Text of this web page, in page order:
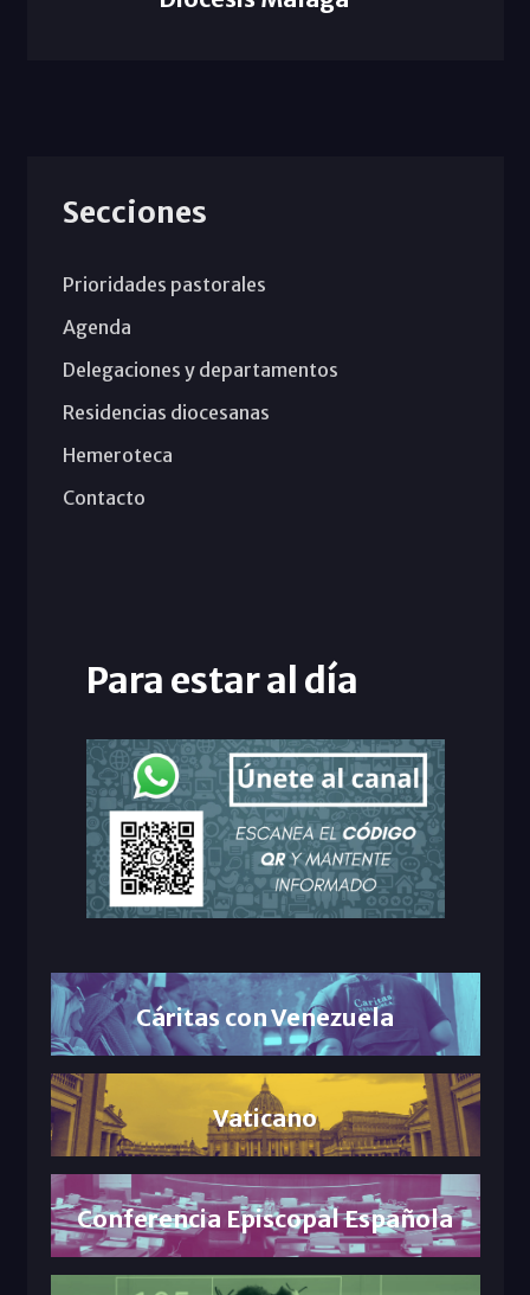
Secciones
Prioridades pastorales
Agenda
Delegaciones y departamentos
Residencias diocesanas
Hemeroteca
Contacto
Para estar al día
Cáritas con Venezuela
Vaticano
Conferencia Episcopal Española